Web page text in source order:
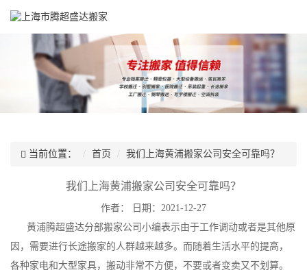
当前位置： 首页 我们上海黄浦搬家公司安全可靠吗？
我们上海黄浦搬家公司安全可靠吗？
作者：
日期：2021-12-27
黄浦腾超盛达分部搬家公司小编表示由于工作调动或者是其他原
因，需要进行长途搬家的人群越来越多。而随着生活水平的提高，
各种家电和大型家具，搬动非常不方便，不要或者变卖又不划算。